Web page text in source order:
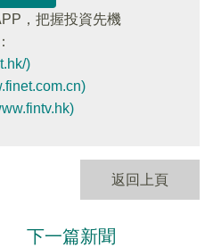
，把握投資先機
)
返回上頁
下一篇新聞